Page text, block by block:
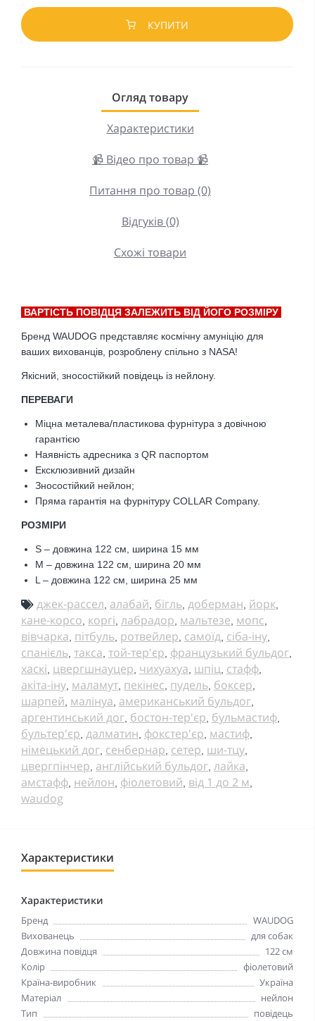
КУПИТИ
Огляд товару
Характеристики
📹 Відео про товар 📹
Питання про товар (0)
Відгуків (0)
Схожі товари
ВАРТІСТЬ ПОВІДЦЯ ЗАЛЕЖИТЬ ВІД ЙОГО РОЗМІРУ
Бренд WAUDOG представляє космічну амуніцію для
ваших вихованців, розроблену спільно з NASA!
Якісний, зносостійкий повідець із нейлону.
ПЕРЕВАГИ
Міцна металева/пластикова фурнітура з довічною
гарантією
Наявність адресника з QR паспортом
Ексклюзивний дизайн
Зносостійкий нейлон;
Пряма гарантія на фурнітуру COLLAR Company.
РОЗМІРИ
S – довжина 122 см, ширина 15 мм
M – довжина 122 см, ширина 20 мм
L – довжина 122 см, ширина 25 мм
джек-рассел алабай бігль доберман йорк
кане-корсо коргі лабрадор мальтезе мопс
вівчарка пітбуль ротвейлер самоїд сіба-іну
спанієль такса той-тер'єр французький бульдог
хаскі цвергшнауцер чихуахуа шпіц стафф
акіта-іну маламут пекінес пудель боксер
шарпей малінуа американський бульдог
аргентинський дог бостон-тер'єр бульмастиф
бультер'єр далматин фокстер'єр мастиф
німецький дог сенбернар сетер ши-тцу
цвергпінчер англійський бульдог лайка
амстафф нейлон фіолетовий від 1 до 2 м
waudog
Характеристики
Характеристики
Бренд
WAUDOG
Вихованець
для собак
Довжина повідця
122 см
Колір
фіолетовий
Країна-виробник
Україна
Матеріал
нейлон
Тип
повідець